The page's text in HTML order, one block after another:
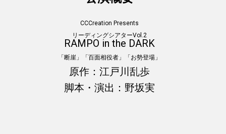
CCCreation Presents
リーディングシアターVol.2
RAMPO in the DARK
「断崖」「百面相役者」「お勢登場」
原作：江戸川乱歩
脚本・演出：野坂実